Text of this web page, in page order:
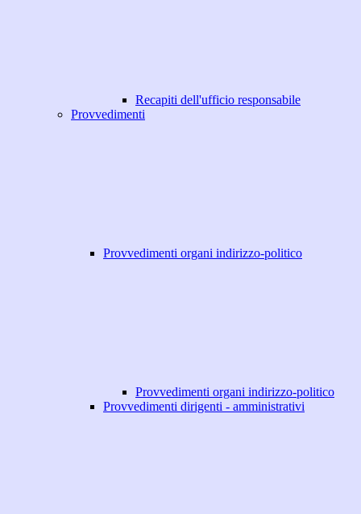
Recapiti dell'ufficio responsabile
Provvedimenti
Provvedimenti organi indirizzo-politico
Provvedimenti organi indirizzo-politico
Provvedimenti dirigenti - amministrativi